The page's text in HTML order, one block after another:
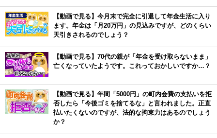
【動画で見る】今月末で完全に引退して年金生活に入り
ます。年金は「月20万円」の見込みですが、どのくらい
天引きされるのでしょう？
【動画で見る】70代の親が「年金を受け取らないまま」
亡くなっていたようです。これっておかしいですか…？
【動画で見る】年間「5000円」の町内会費の支払いを拒
否したら「今後ゴミを捨てるな」と言われました。正直
払いたくないのですが、法的な拘束力はあるのでしょう
か？